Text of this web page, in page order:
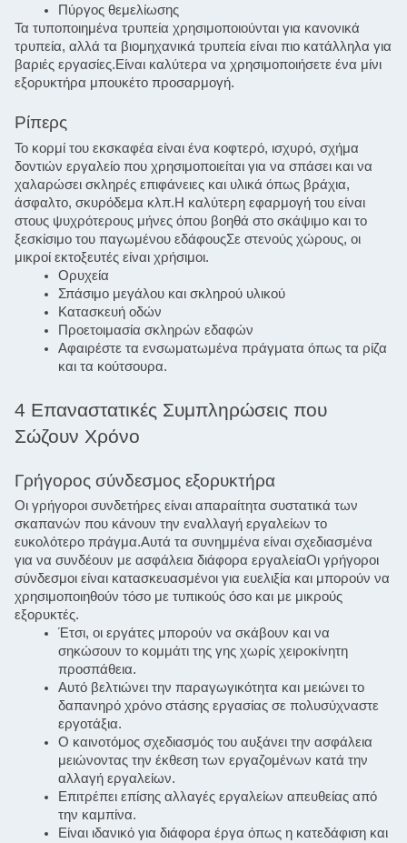
Πύργος θεμελίωσης
Τα τυποποιημένα τρυπεία χρησιμοποιούνται για κανονικά
τρυπεία, αλλά τα βιομηχανικά τρυπεία είναι πιο κατάλληλα για
βαριές εργασίες.Είναι καλύτερα να χρησιμοποιήσετε ένα μίνι
εξορυκτήρα μπουκέτο προσαρμογή.
Ρίπερς
Το κορμί του εκσκαφέα είναι ένα κοφτερό, ισχυρό, σχήμα
δοντιών εργαλείο που χρησιμοποιείται για να σπάσει και να
χαλαρώσει σκληρές επιφάνειες και υλικά όπως βράχια,
άσφαλτο, σκυρόδεμα κλπ.Η καλύτερη εφαρμογή του είναι
στους ψυχρότερους μήνες όπου βοηθά στο σκάψιμο και το
ξεσκίσιμο του παγωμένου εδάφουςΣε στενούς χώρους, οι
μικροί εκτοξευτές είναι χρήσιμοι.
Ορυχεία
Σπάσιμο μεγάλου και σκληρού υλικού
Κατασκευή οδών
Προετοιμασία σκληρών εδαφών
Αφαιρέστε τα ενσωματωμένα πράγματα όπως τα ρίζα
και τα κούτσουρα.
4 Επαναστατικές Συμπληρώσεις που
Σώζουν Χρόνο
Γρήγορος σύνδεσμος εξορυκτήρα
Οι γρήγοροι συνδετήρες είναι απαραίτητα συστατικά των
σκαπανών που κάνουν την εναλλαγή εργαλείων το
ευκολότερο πράγμα.Αυτά τα συνημμένα είναι σχεδιασμένα
για να συνδέουν με ασφάλεια διάφορα εργαλείαΟι γρήγοροι
σύνδεσμοι είναι κατασκευασμένοι για ευελιξία και μπορούν να
χρησιμοποιηθούν τόσο με τυπικούς όσο και με μικρούς
εξορυκτές.
Έτσι, οι εργάτες μπορούν να σκάβουν και να
σηκώσουν το κομμάτι της γης χωρίς χειροκίνητη
προσπάθεια.
Αυτό βελτιώνει την παραγωγικότητα και μειώνει το
δαπανηρό χρόνο στάσης εργασίας σε πολυσύχναστε
εργοτάξια.
Ο καινοτόμος σχεδιασμός του αυξάνει την ασφάλεια
μειώνοντας την έκθεση των εργαζομένων κατά την
αλλαγή εργαλείων.
Επιτρέπει επίσης αλλαγές εργαλείων απευθείας από
την καμπίνα.
Είναι ιδανικό για διάφορα έργα όπως η κατεδάφιση και